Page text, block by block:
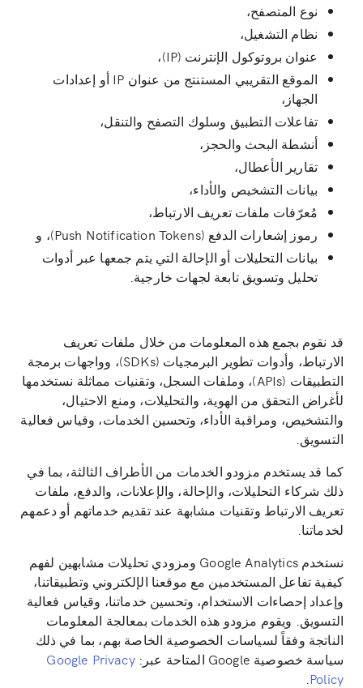
نوع المتصفح،
نظام التشغيل،
عنوان بروتوكول الإنترنت (IP)،
الموقع التقريبي المستنتج من عنوان IP أو إعدادات
الجهاز،
تفاعلات التطبيق وسلوك التصفح والتنقل،
أنشطة البحث والحجز،
تقارير الأعطال،
بيانات التشخيص والأداء،
مُعرّفات ملفات تعريف الارتباط،
رموز إشعارات الدفع (Push Notification Tokens)، و
بيانات التحليلات أو الإحالة التي يتم جمعها عبر أدوات
تحليل وتسويق تابعة لجهات خارجية.
قد نقوم بجمع هذه المعلومات من خلال ملفات تعريف
الارتباط، وأدوات تطوير البرمجيات (SDKs)، وواجهات برمجة
التطبيقات (APIs)، وملفات السجل، وتقنيات مماثلة نستخدمها
لأغراض التحقق من الهوية، والتحليلات، ومنع الاحتيال،
والتشخيص، ومراقبة الأداء، وتحسين الخدمات، وقياس فعالية
التسويق.
كما قد يستخدم مزودو الخدمات من الأطراف الثالثة، بما في
ذلك شركاء التحليلات، والإحالة، والإعلانات، والدفع، ملفات
تعريف الارتباط وتقنيات مشابهة عند تقديم خدماتهم أو دعمهم
لخدماتنا.
نستخدم Google Analytics ومزودي تحليلات مشابهين لفهم
كيفية تفاعل المستخدمين مع موقعنا الإلكتروني وتطبيقاتنا،
وإعداد إحصاءات الاستخدام، وتحسين خدماتنا، وقياس فعالية
التسويق. ويقوم مزودو هذه الخدمات بمعالجة المعلومات
الناتجة وفقاً لسياسات الخصوصية الخاصة بهم، بما في ذلك
سياسة خصوصية Google المتاحة عبر:
Google Privacy
Policy